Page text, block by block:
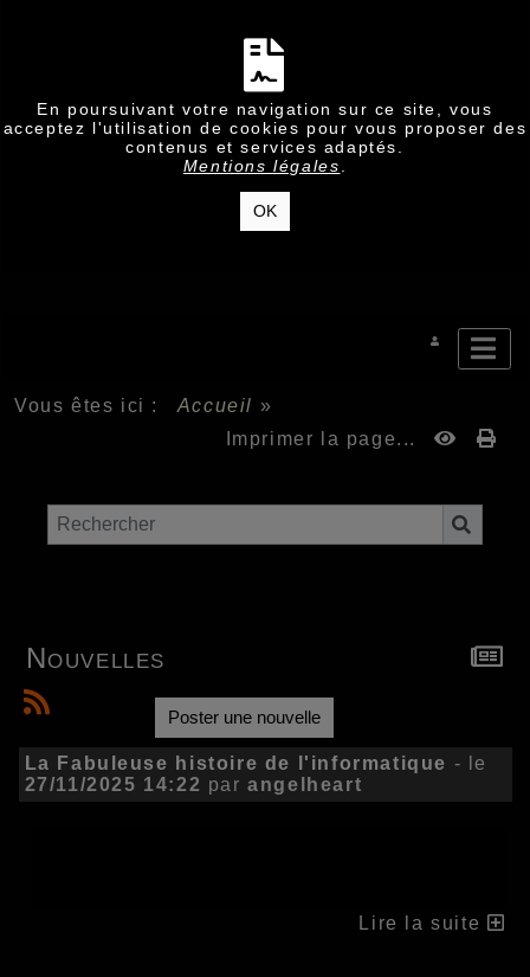
En poursuivant votre navigation sur ce site, vous
acceptez l'utilisation de cookies pour vous proposer des
contenus et services adaptés.
Mentions légales
OK
Vous êtes ici : Accueil »
Imprimer la page...
Nouvelles
Poster une nouvelle
La Fabuleuse histoire de l'informatique - le
27/11/2025 14:22 parangelheart
Lire la suite